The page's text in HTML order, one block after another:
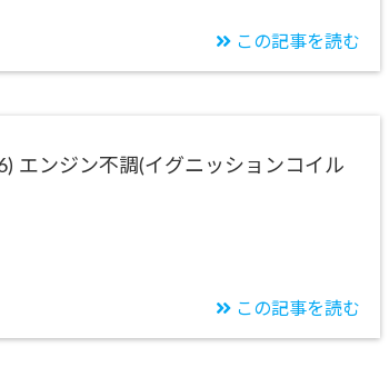
この記事を読む
エンジン不調(イグニッションコイル
この記事を読む